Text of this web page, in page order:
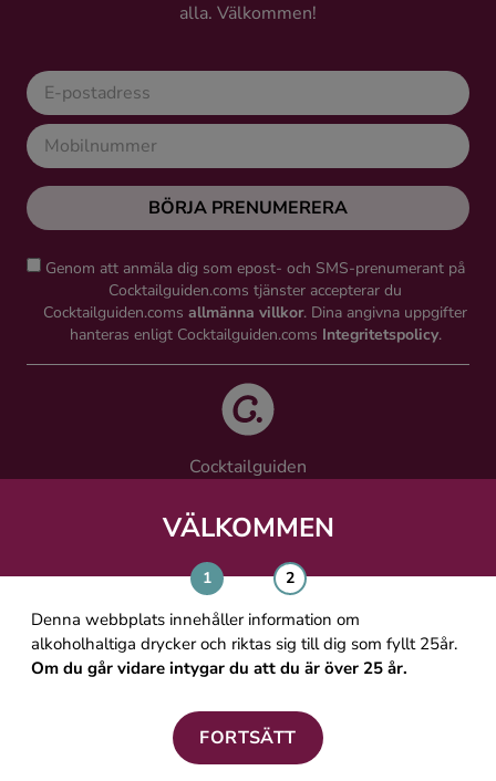
VÄLKOMMEN
Denna webbplats innehåller information om
alkoholhaltiga drycker och riktas sig till dig som fyllt 25år.
Om du går vidare intygar du att du är över 25 år.
FORTSÄTT
alla. Välkommen!
BÖRJA PRENUMERERA
Genom att anmäla dig som epost- och SMS-prenumerant på
Cocktailguiden.coms tjänster accepterar du
Cocktailguiden.coms allmänna villkor. Dina angivna uppgifter
hanteras enligt Cocktailguiden.coms Integritetspolicy.
Cocktailguiden
Västra Järnvägsgatan 21, 111 64 Stockholm
ALLMÄNNA VILLKOR
PERSONUPPGIFTSPOLICY